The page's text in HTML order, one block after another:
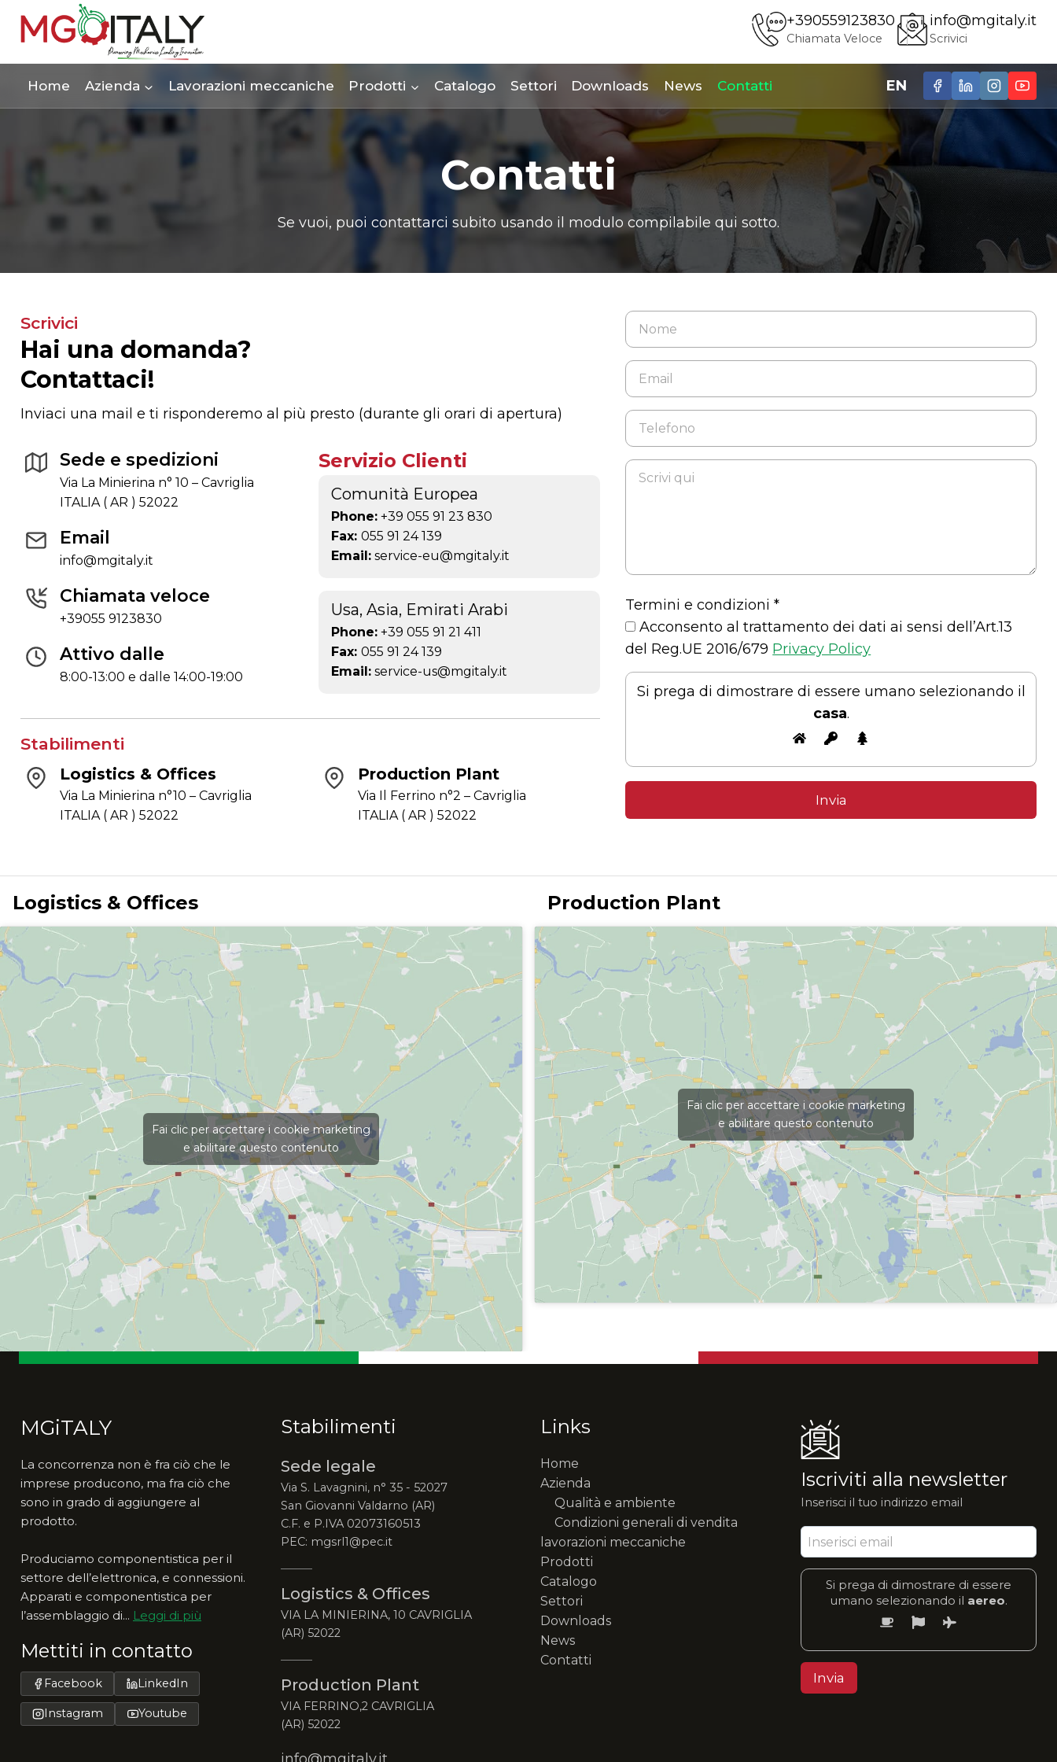
+390559123830
Chiamata Veloce
info@mgitaly.it
Scrivici
Home Azienda Lavorazioni meccaniche Prodotti Catalogo Settori Downloads News Contatti EN
Contatti
Se vuoi, puoi contattarci subito usando il modulo compilabile qui sotto.
Scrivici
Hai una domanda?
Contattaci!
Inviaci una mail e ti risponderemo al più presto (durante gli orari di apertura)
Sede e spedizioni
Via La Minierina n° 10 – Cavriglia
ITALIA ( AR ) 52022
Email
info@mgitaly.it
Chiamata veloce
+39055 9123830
Attivo dalle
8:00-13:00 e dalle 14:00-19:00
Servizio Clienti
Comunità Europea
Phone:+39 055 91 23 830
Fax: 055 91 24 139
Email:service-eu@mgitaly.it
Usa, Asia, Emirati Arabi
Phone:+39 055 91 21 411
Fax: 055 91 24 139
Email:service-us@mgitaly.it
Stabilimenti
Logistics & Offices
Via La Minierina n°10 – Cavriglia
ITALIA ( AR ) 52022
Production Plant
Via Il Ferrino n°2 – Cavriglia
ITALIA ( AR ) 52022
Termini e condizioni *
Acconsento al trattamento dei dati ai sensi dell’Art.13
del Reg.UE 2016/679 Privacy Policy
Si prega di dimostrare di essere umano selezionando il
casa.
Logistics & Offices
Fai clic per accettare i cookie marketing
e abilitare questo contenuto
Production Plant
Fai clic per accettare i cookie marketing
e abilitare questo contenuto
MGiTALY
La concorrenza non è fra ciò che le
imprese producono, ma fra ciò che
sono in grado di aggiungere al
prodotto.
Produciamo componentistica per il
settore dell’elettronica, e connessioni.
Apparati e componentistica per
l’assemblaggio di... Leggi di più
Mettiti in contatto
Facebook LinkedIn
Instagram Youtube
Stabilimenti
Sede legale
Via S. Lavagnini, n° 35 - 52027
San Giovanni Valdarno (AR)
C.F. e P.IVA 02073160513
PEC: mgsrl1@pec.it
Logistics & Offices
VIA LA MINIERINA, 10 CAVRIGLIA
(AR) 52022
Production Plant
VIA FERRINO,2 CAVRIGLIA
(AR) 52022
Links
Home
Azienda
Qualità e ambiente
Condizioni generali di vendita
lavorazioni meccaniche
Prodotti
Catalogo
Settori
Downloads
News
Contatti
Iscriviti alla newsletter
Inserisci il tuo indirizzo email
Si prega di dimostrare di essere
umano selezionando il aereo.